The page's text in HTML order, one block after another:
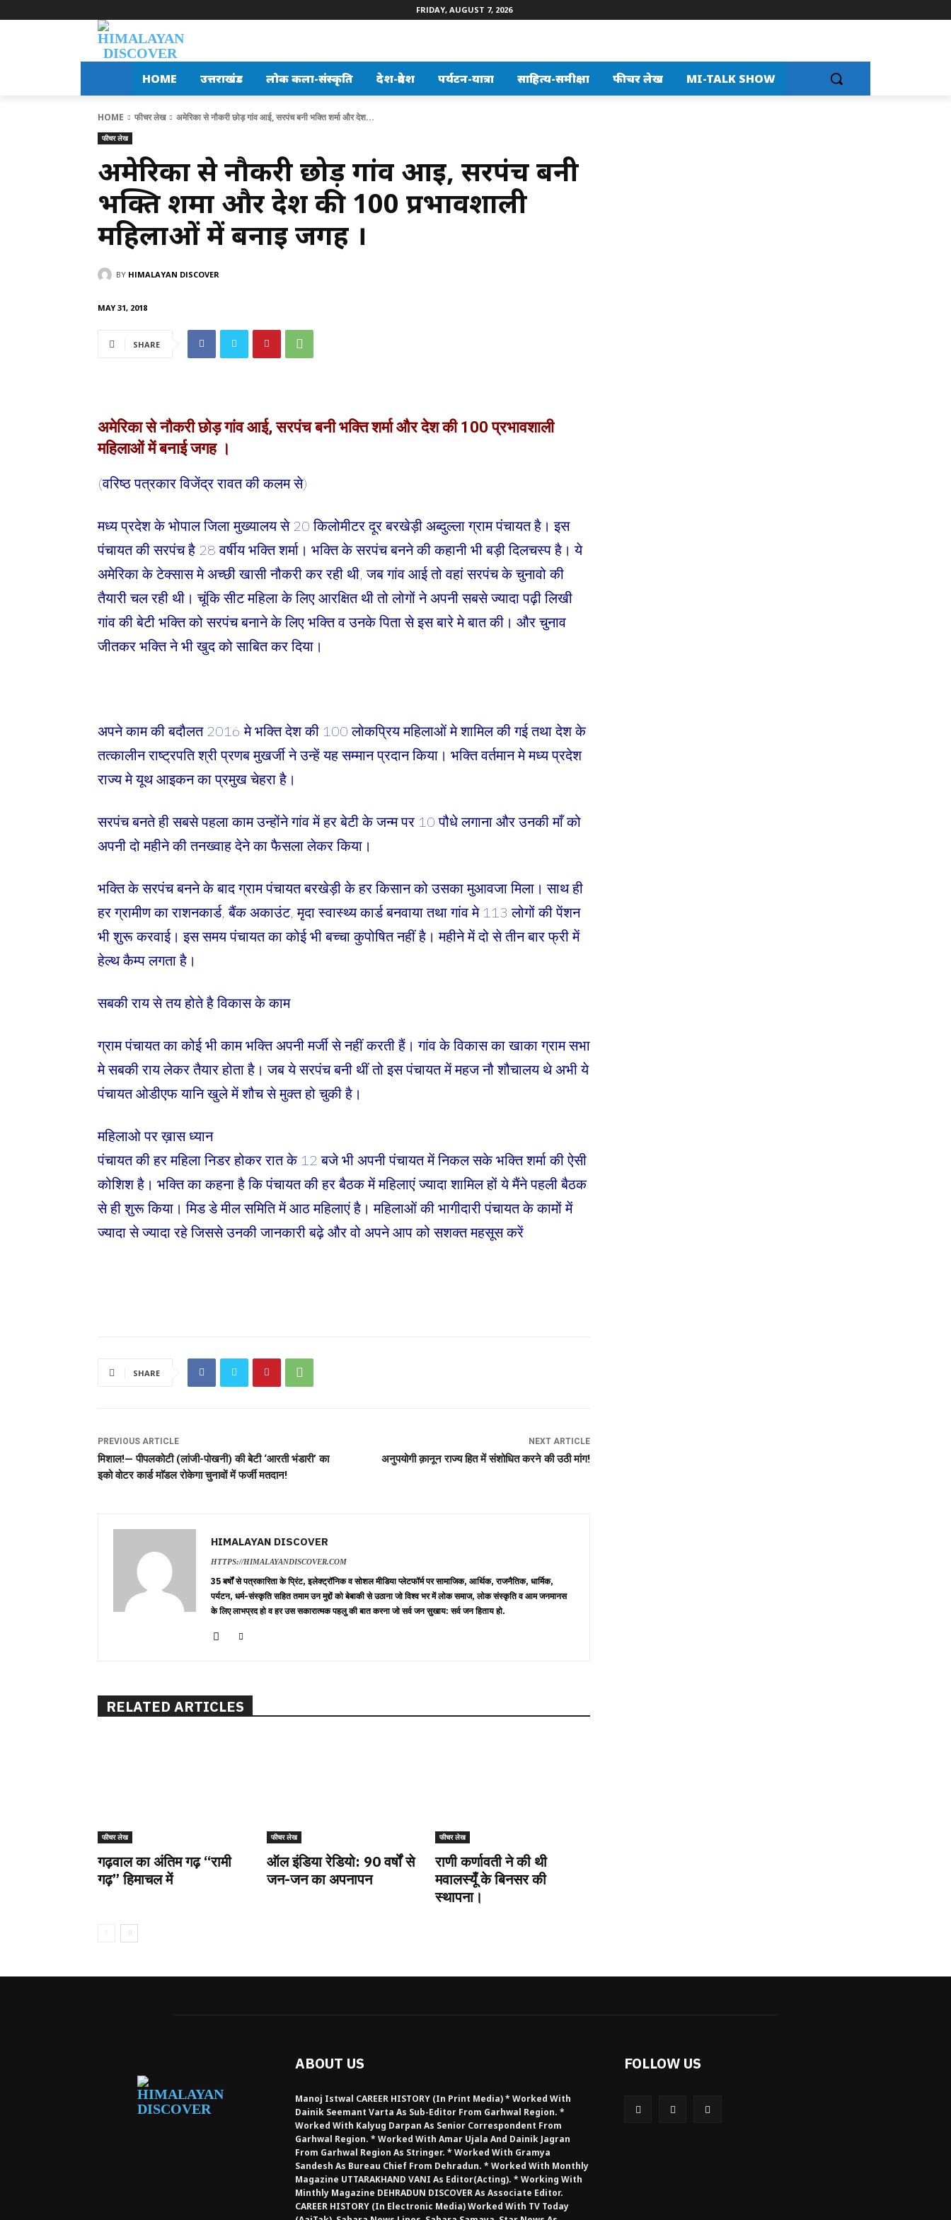
FRIDAY, AUGUST 7, 2026
HOME उत्तराखंड लोक कला-संस्कृति देश-प्रदेश पर्यटन-यात्रा साहित्य-समीक्षा फीचर लेख MI-TALK SHOW
HOME फीचर लेख अमेरिका से नौकरी छोड़ गांव आई, सरपंच बनी भक्ति शर्मा और देश...
फीचर लेख
अमेरिका से नौकरी छोड़ गांव आई, सरपंच बनी
भक्ति शर्मा और देश की 100 प्रभावशाली
महिलाओं में बनाई जगह ।
BY HIMALAYAN DISCOVER
MAY 31, 2018
SHARE
अमेरिका से नौकरी छोड़ गांव आई, सरपंच बनी भक्ति शर्मा और देश की 100 प्रभावशाली
महिलाओं में बनाई जगह ।
(वरिष्ठ पत्रकार विजेंद्र रावत की कलम से)
मध्य प्रदेश के भोपाल जिला मुख्यालय से 20 किलोमीटर दूर बरखेड़ी अब्दुल्ला ग्राम पंचायत है। इस
पंचायत की सरपंच है 28 वर्षीय भक्ति शर्मा। भक्ति के सरपंच बनने की कहानी भी बड़ी दिलचस्प है। ये
अमेरिका के टेक्सास मे अच्छी खासी नौकरी कर रही थी, जब गांव आई तो वहां सरपंच के चुनावो की
तैयारी चल रही थी। चूंकि सीट महिला के लिए आरक्षित थी तो लोगों ने अपनी सबसे ज्यादा पढ़ी लिखी
गांव की बेटी भक्ति को सरपंच बनाने के लिए भक्ति व उनके पिता से इस बारे मे बात की। और चुनाव
जीतकर भक्ति ने भी खुद को साबित कर दिया।
अपने काम की बदौलत 2016 मे भक्ति देश की 100 लोकप्रिय महिलाओं मे शामिल की गई तथा देश के
तत्कालीन राष्ट्रपति श्री प्रणब मुखर्जी ने उन्हें यह सम्मान प्रदान किया। भक्ति वर्तमान मे मध्य प्रदेश
राज्य मे यूथ आइकन का प्रमुख चेहरा है।
सरपंच बनते ही सबसे पहला काम उन्होंने गांव में हर बेटी के जन्म पर 10 पौधे लगाना और उनकी माँ को
अपनी दो महीने की तनख्वाह देने का फैसला लेकर किया।
भक्ति के सरपंच बनने के बाद ग्राम पंचायत बरखेड़ी के हर किसान को उसका मुआवजा मिला। साथ ही
हर ग्रामीण का राशनकार्ड, बैंक अकाउंट, मृदा स्वास्थ्य कार्ड बनवाया तथा गांव मे 113 लोगों की पेंशन
भी शुरू करवाई। इस समय पंचायत का कोई भी बच्चा कुपोषित नहीं है। महीने में दो से तीन बार फ्री में
हेल्थ कैम्प लगता है।
सबकी राय से तय होते है विकास के काम
ग्राम पंचायत का कोई भी काम भक्ति अपनी मर्जी से नहीं करती हैं। गांव के विकास का खाका ग्राम सभा
मे सबकी राय लेकर तैयार होता है। जब ये सरपंच बनी थीं तो इस पंचायत में महज नौ शौचालय थे अभी ये
पंचायत ओडीएफ यानि खुले में शौच से मुक्त हो चुकी है।
महिलाओ पर ख़ास ध्यान
पंचायत की हर महिला निडर होकर रात के 12 बजे भी अपनी पंचायत में निकल सके भक्ति शर्मा की ऐसी
कोशिश है। भक्ति का कहना है कि पंचायत की हर बैठक में महिलाएं ज्यादा शामिल हों ये मैंने पहली बैठक
से ही शुरू किया। मिड डे मील समिति में आठ महिलाएं है। महिलाओं की भागीदारी पंचायत के कामों में
ज्यादा से ज्यादा रहे जिससे उनकी जानकारी बढ़े और वो अपने आप को सशक्त महसूस करें
SHARE
PREVIOUS ARTICLE
मिशाल!— पीपलकोटी (लांजी-पोखनी) की बेटी ‘आरती भंडारी’ का
इको वोटर कार्ड माॅडल रोकेगा चुनावों में फर्जी मतदान!
NEXT ARTICLE
अनुपयोगी क़ानून राज्य हित में संशोधित करने की उठी मांग!
HIMALAYAN DISCOVER
HTTPS://HIMALAYANDISCOVER.COM
35 बर्षों से पत्रकारिता के प्रिंट, इलेक्ट्रॉनिक व सोशल मीडिया प्लेटफॉर्म पर सामाजिक, आर्थिक, राजनैतिक, धार्मिक,
पर्यटन, धर्म-संस्कृति सहित तमाम उन मुद्दों को बेबाकी से उठाना जो विश्व भर में लोक समाज, लोक संस्कृति व आम जनमानस
के लिए लाभप्रद हो व हर उस सकारात्मक पहलु की बात करना जो सर्व जन सुखाय: सर्व जन हिताय हो.
RELATED ARTICLES
फीचर लेख
गढ़वाल का अंतिम गढ़ “रामी
गढ़” हिमाचल में
फीचर लेख
ऑल इंडिया रेडियो: 90 वर्षों से
जन-जन का अपनापन
फीचर लेख
राणी कर्णावती ने की थी
मवालस्यूँ के बिनसर की
स्थापना।
ABOUT US
Manoj Istwal CAREER HISTORY (in Print Media) * Worked With
Dainik Seemant Varta As Sub-Editor From Garhwal Region. *
Worked With Kalyug Darpan As Senior Correspondent From
Garhwal Region. * Worked With Amar Ujala And Dainik Jagran
From Garhwal Region As Stringer. * Worked With Gramya
Sandesh As Bureau Chief From Dehradun. * Worked With Monthly
Magazine UTTARAKHAND VANI As Editor(Acting). * Working With
Minthly Magazine DEHRADUN DISCOVER As Associate Editor.
CAREER HISTORY (in Electronic Media) Worked With TV Today
FOLLOW US